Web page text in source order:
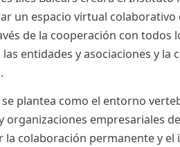
un espacio virtual
de la cooperación con todos
entidades y asociaciones y la
se plantea como el entorno
organizaciones empresariales
la colaboración permanente y el